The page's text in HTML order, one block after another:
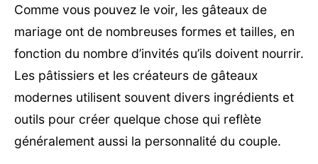
Comme vous pouvez le voir, les gâteaux de
mariage ont de nombreuses formes et tailles, en
fonction du nombre d’invités qu’ils doivent nourrir.
Les pâtissiers et les créateurs de gâteaux
modernes utilisent souvent divers ingrédients et
outils pour créer quelque chose qui reflète
généralement aussi la personnalité du couple.